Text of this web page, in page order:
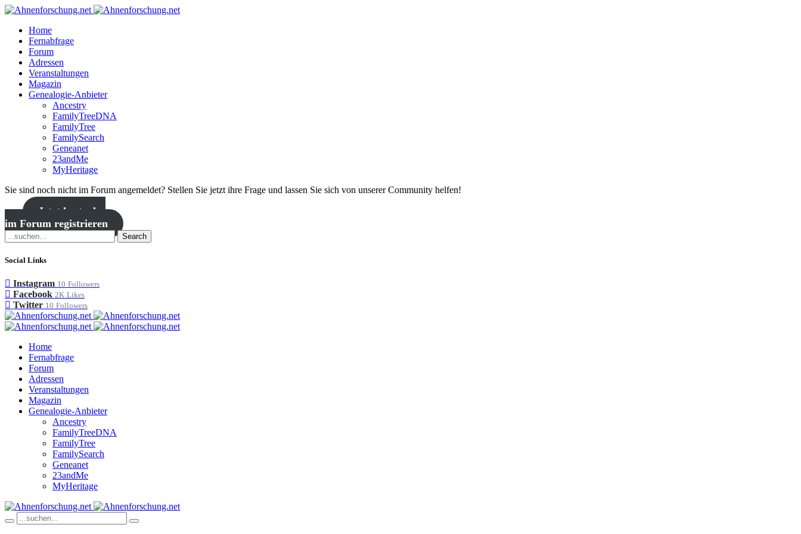
Home
Fernabfrage
Forum
Adressen
Veranstaltungen
Magazin
Genealogie-Anbieter
Ancestry
FamilyTreeDNA
FamilyTree
FamilySearch
Geneanet
23andMe
MyHeritage
Sie sind noch nicht im Forum angemeldet? Stellen Sie jetzt ihre Frage und lassen Sie sich von unserer Community helfen!
Jetzt kostenlos
im Forum registrieren
Search
Social Links
Instagram 10 Followers
Facebook 2K Likes
Twitter 10 Followers
Home
Fernabfrage
Forum
Adressen
Veranstaltungen
Magazin
Genealogie-Anbieter
Ancestry
FamilyTreeDNA
FamilyTree
FamilySearch
Geneanet
23andMe
MyHeritage